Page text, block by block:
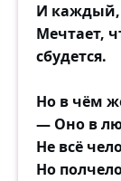
И каждый,
Мечтает,
сбудется.
Но в чём
— Оно в
Не всё
Но